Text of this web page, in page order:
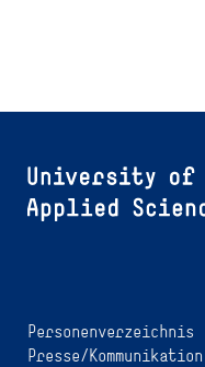
Personenverzeichnis
Presse/Kommunikation